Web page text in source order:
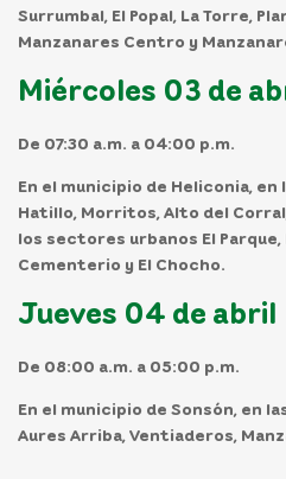
Surrumbal, El Popal, La Torre,
Manzanares Centro y
Miércoles 03 de
De 07:30 a.m. a 04:00 p.m.
En el municipio de Heliconia, en
Hatillo, Morritos, Alto del
los sectores urbanos El Parque,
Cementerio y El Chocho.
Jueves 04 de abril
De 08:00 a.m. a 05:00 p.m.
En el municipio de Sonsón, en
Aures Arriba, Ventiaderos,